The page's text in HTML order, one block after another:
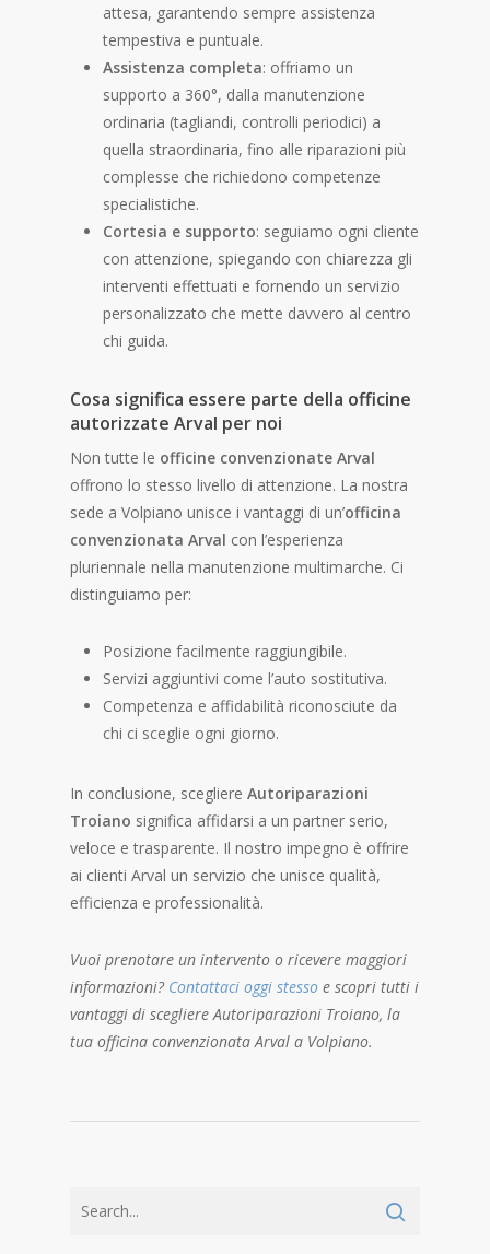
attesa, garantendo sempre assistenza
tempestiva e puntuale.
Assistenza completa: offriamo un
supporto a 360°, dalla manutenzione
ordinaria (tagliandi, controlli periodici) a
quella straordinaria, fino alle riparazioni più
complesse che richiedono competenze
specialistiche.
Cortesia e supporto: seguiamo ogni cliente
con attenzione, spiegando con chiarezza gli
interventi effettuati e fornendo un servizio
personalizzato che mette davvero al centro
chi guida.
Cosa significa essere parte della officine
autorizzate Arval per noi
Non tutte le officine convenzionate Arval
offrono lo stesso livello di attenzione. La nostra
sede a Volpiano unisce i vantaggi di un’officina
convenzionata Arval con l’esperienza
pluriennale nella manutenzione multimarche. Ci
distinguiamo per:
Posizione facilmente raggiungibile.
Servizi aggiuntivi come l’auto sostitutiva.
Competenza e affidabilità riconosciute da
chi ci sceglie ogni giorno.
In conclusione, scegliere Autoriparazioni
Troiano significa affidarsi a un partner serio,
veloce e trasparente. Il nostro impegno è offrire
ai clienti Arval un servizio che unisce qualità,
efficienza e professionalità.
Vuoi prenotare un intervento o ricevere maggiori
informazioni? Contattaci oggi stesso e scopri tutti i
vantaggi di scegliere Autoriparazioni Troiano, la
tua officina convenzionata Arval a Volpiano.